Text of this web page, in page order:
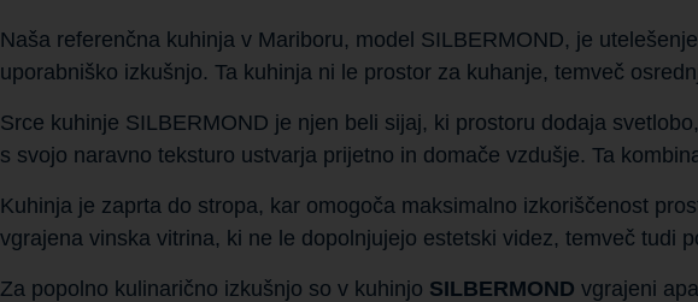
Naša referenčna kuhinja v Mariboru, model SILBERMOND, je
uporabniško izkušnjo. Ta kuhinja ni le prostor za kuhanje, temveč
Srce kuhinje SILBERMOND je njen beli sijaj, ki prostoru dodaja
s svojo naravno teksturo ustvarja prijetno in domače vzdušje. Ta
Kuhinja je zaprta do stropa, kar omogoča maksimalno izkoriščenost
vgrajena vinska vitrina, ki ne le dopolnjujejo estetski videz, temveč tudi
Za popolno kulinarično izkušnjo so v kuhinjo SILBERMOND vgrajeni